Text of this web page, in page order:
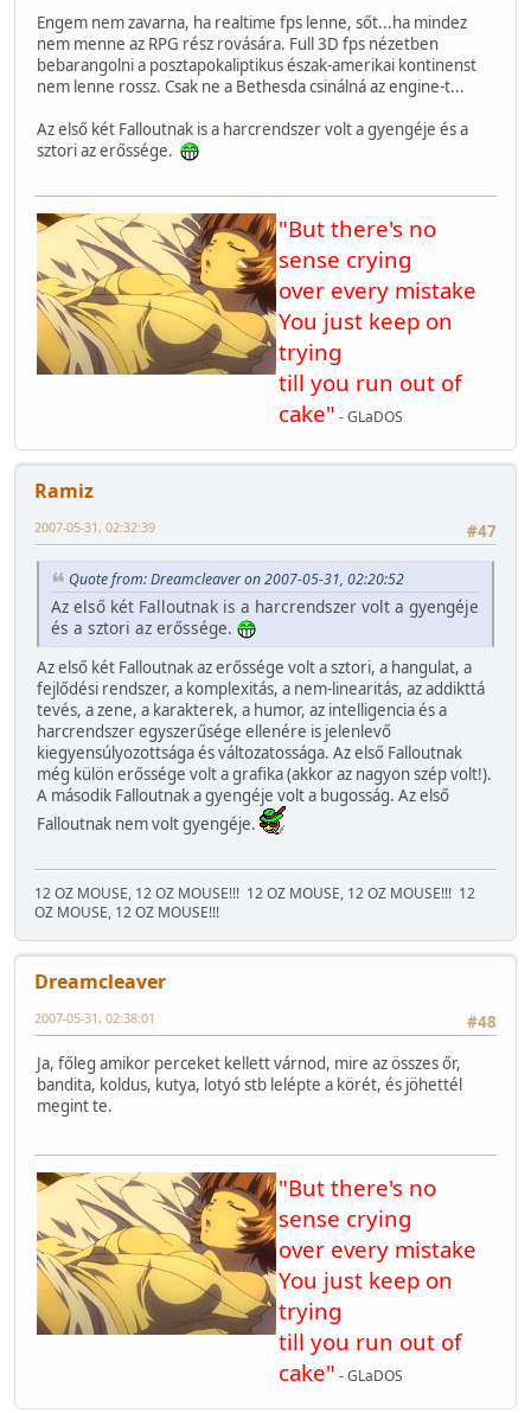
Engem nem zavarna, ha realtime fps lenne, sőt...ha mindez
nem menne az RPG rész rovására. Full 3D fps nézetben
bebarangolni a posztapokaliptikus észak-amerikai kontinenst
nem lenne rossz. Csak ne a Bethesda csinálná az engine-t...
Az első két Falloutnak is a harcrendszer volt a gyengéje és a
sztori az erőssége.
"But there's no
sense crying
over every mistake
You just keep on
trying
till you run out of
cake" - GLaDOS
Ramiz
#47
2007-05-31, 02:32:39
Quote from: Dreamcleaver on 2007-05-31, 02:20:52
Az első két Falloutnak is a harcrendszer volt a gyengéje
és a sztori az erőssége.
Az első két Falloutnak az erőssége volt a sztori, a hangulat, a
fejlődési rendszer, a komplexitás, a nem-linearitás, az addikttá
tevés, a zene, a karakterek, a humor, az intelligencia és a
harcrendszer egyszerűsége ellenére is jelenlevő
kiegyensúlyozottsága és változatossága. Az első Falloutnak
még külön erőssége volt a grafika (akkor az nagyon szép volt!).
A második Falloutnak a gyengéje volt a bugosság. Az első
Falloutnak nem volt gyengéje.
12 OZ MOUSE, 12 OZ MOUSE!!! 12 OZ MOUSE, 12 OZ MOUSE!!! 12
OZ MOUSE, 12 OZ MOUSE!!!
Dreamcleaver
#48
2007-05-31, 02:38:01
Ja, főleg amikor perceket kellett várnod, mire az összes őr,
bandita, koldus, kutya, lotyó stb lelépte a körét, és jöhettél
megint te.
"But there's no
sense crying
over every mistake
You just keep on
trying
till you run out of
cake" - GLaDOS